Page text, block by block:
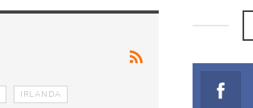
IRLANDA